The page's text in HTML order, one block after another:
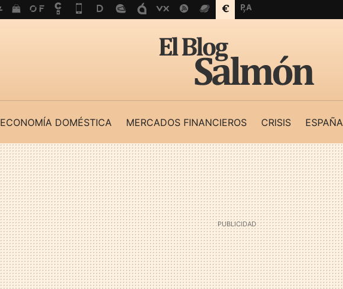
ECONOMÍA DOMÉSTICA MERCADOS FINANCIEROS CRISIS ESPAÑA